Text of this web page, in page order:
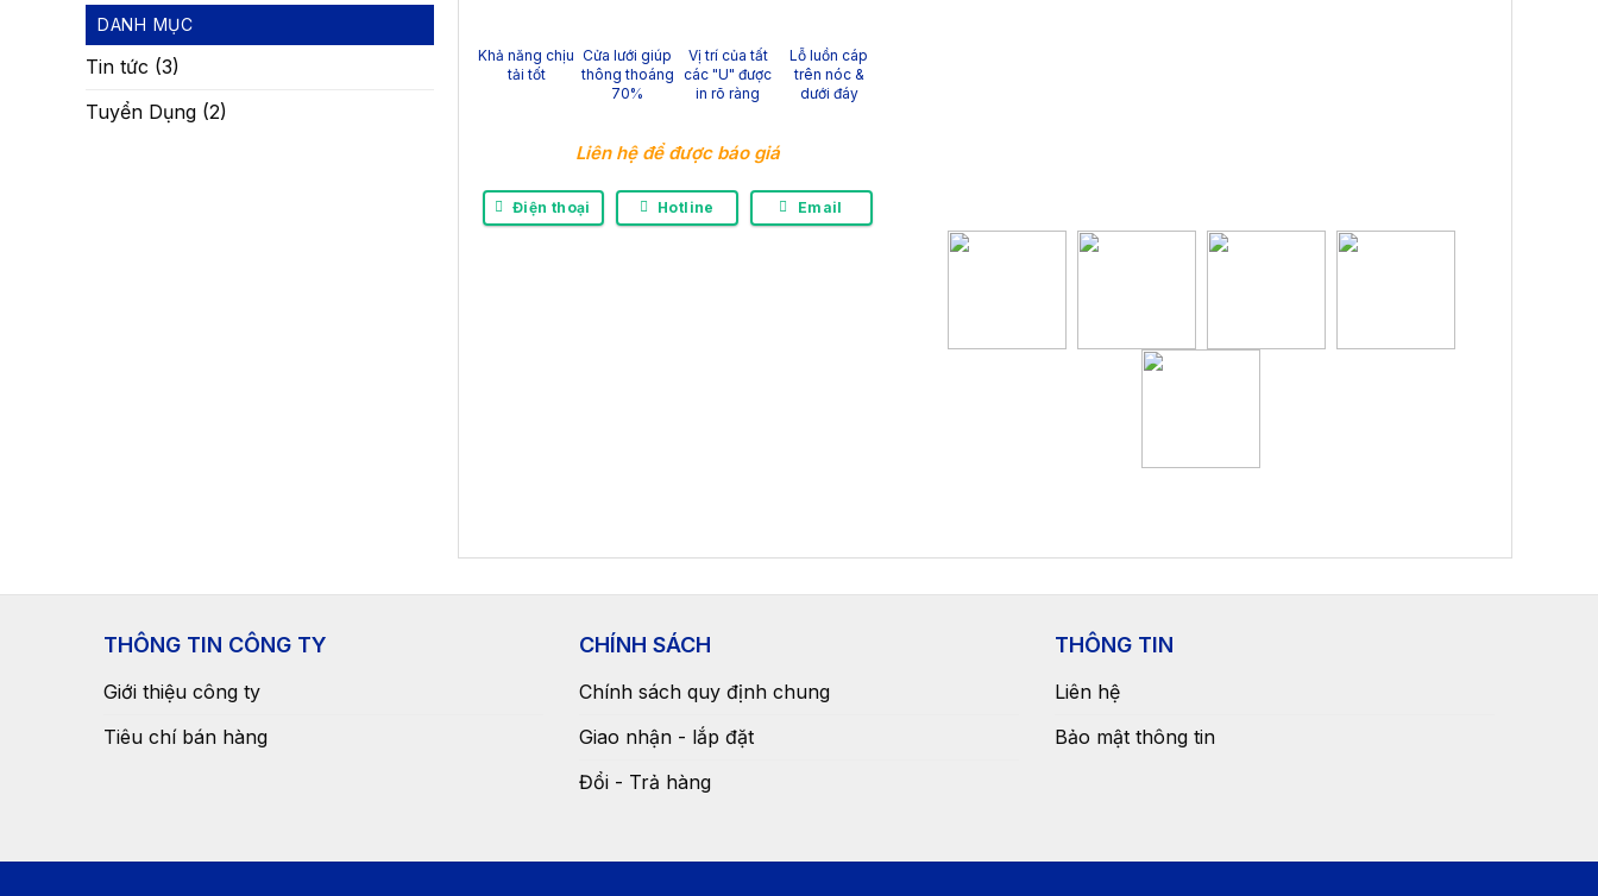
DANH MỤC
Tin tức (3)
Tuyển Dụng (2)
Khả năng chịu
tải tốt
Cửa lưới giúp
thông thoáng
70%
Vị trí của tất
các "U" được
in rõ ràng
Lỗ luồn cáp
trên nóc &
dưới đáy
Liên hệ để được báo giá
Điện thoại Hotline Email
THÔNG TIN CÔNG TY
Giới thiệu công ty
Tiêu chí bán hàng
CHÍNH SÁCH
Chính sách quy định chung
Giao nhận - lắp đặt
Đổi - Trả hàng
THÔNG TIN
Liên hệ
Bảo mật thông tin